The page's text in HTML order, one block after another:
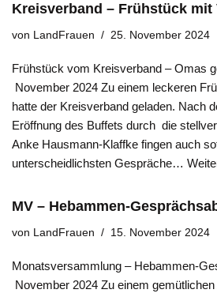
Kreisverband – Frühstück mit
von LandFrauen 25. November 2024
Frühstück vom Kreisverband – Omas
November 2024 Zu einem leckeren
hatte der Kreisverband geladen. Nach
Eröffnung des Buffets durch die
Anke Hausmann-Klaffke fingen auch
unterscheidlichsten Gespräche…
MV – Hebammen-
von LandFrauen 15. November 2024
Monatsversammlung – Hebammen-
November 2024 Zu einem